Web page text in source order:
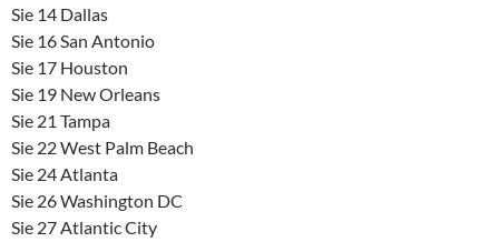
Sie 14 Dallas
Sie 16 San Antonio
Sie 17 Houston
Sie 19 New Orleans
Sie 21 Tampa
Sie 22 West Palm Beach
Sie 24 Atlanta
Sie 26 Washington DC
Sie 27 Atlantic City